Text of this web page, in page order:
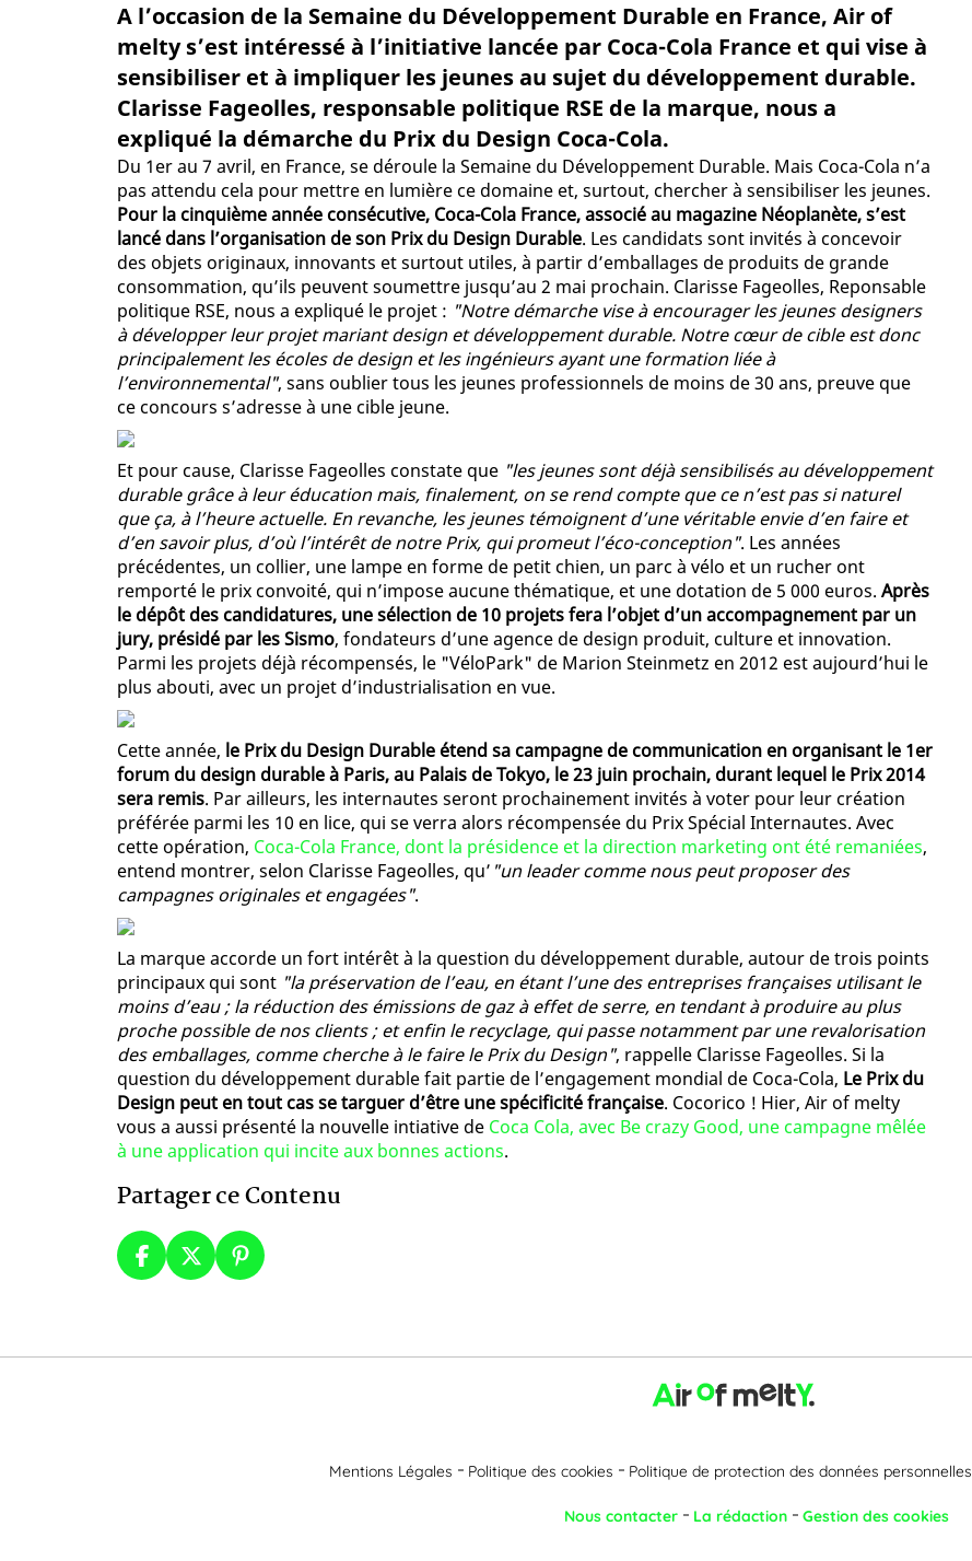
A l’occasion de la Semaine du Développement Durable en France, Air of
melty s’est intéressé à l’initiative lancée par Coca-Cola France et qui vise à
sensibiliser et à impliquer les jeunes au sujet du développement durable.
Clarisse Fageolles, responsable politique RSE de la marque, nous a
expliqué la démarche du Prix du Design Coca-Cola.
Du 1er au 7 avril, en France, se déroule la Semaine du Développement Durable. Mais Coca-Cola n’a
pas attendu cela pour mettre en lumière ce domaine et, surtout, chercher à sensibiliser les jeunes.
Pour la cinquième année consécutive, Coca-Cola France, associé au magazine Néoplanète, s’est
lancé dans l’organisation de son Prix du Design Durable. Les candidats sont invités à concevoir
des objets originaux, innovants et surtout utiles, à partir d’emballages de produits de grande
consommation, qu’ils peuvent soumettre jusqu’au 2 mai prochain. Clarisse Fageolles, Reponsable
politique RSE, nous a expliqué le projet : "Notre démarche vise à encourager les jeunes designers
à développer leur projet mariant design et développement durable. Notre cœur de cible est donc
principalement les écoles de design et les ingénieurs ayant une formation liée à
l’environnemental", sans oublier tous les jeunes professionnels de moins de 30 ans, preuve que
ce concours s’adresse à une cible jeune.
Et pour cause, Clarisse Fageolles constate que "les jeunes sont déjà sensibilisés au développement
durable grâce à leur éducation mais, finalement, on se rend compte que ce n’est pas si naturel
que ça, à l’heure actuelle. En revanche, les jeunes témoignent d’une véritable envie d’en faire et
d’en savoir plus, d’où l’intérêt de notre Prix, qui promeut l’éco-conception". Les années
précédentes, un collier, une lampe en forme de petit chien, un parc à vélo et un rucher ont
remporté le prix convoité, qui n’impose aucune thématique, et une dotation de 5 000 euros. Après
le dépôt des candidatures, une sélection de 10 projets fera l’objet d’un accompagnement par un
jury, présidé par les Sismo, fondateurs d’une agence de design produit, culture et innovation.
Parmi les projets déjà récompensés, le "VéloPark" de Marion Steinmetz en 2012 est aujourd’hui le
plus abouti, avec un projet d’industrialisation en vue.
Cette année, le Prix du Design Durable étend sa campagne de communication en organisant le 1er
forum du design durable à Paris, au Palais de Tokyo, le 23 juin prochain, durant lequel le Prix 2014
sera remis. Par ailleurs, les internautes seront prochainement invités à voter pour leur création
préférée parmi les 10 en lice, qui se verra alors récompensée du Prix Spécial Internautes. Avec
cette opération, Coca-Cola France, dont la présidence et la direction marketing ont été remaniées,
entend montrer, selon Clarisse Fageolles, qu’ "un leader comme nous peut proposer des
campagnes originales et engagées".
La marque accorde un fort intérêt à la question du développement durable, autour de trois points
principaux qui sont "la préservation de l’eau, en étant l’une des entreprises françaises utilisant le
moins d’eau ; la réduction des émissions de gaz à effet de serre, en tendant à produire au plus
proche possible de nos clients ; et enfin le recyclage, qui passe notamment par une revalorisation
des emballages, comme cherche à le faire le Prix du Design", rappelle Clarisse Fageolles. Si la
question du développement durable fait partie de l’engagement mondial de Coca-Cola, Le Prix du
Design peut en tout cas se targuer d’être une spécificité française. Cocorico ! Hier, Air of melty
vous a aussi présenté la nouvelle intiative de Coca Cola, avec Be crazy Good, une campagne mêlée
à une application qui incite aux bonnes actions.
Partager ce Contenu
Mentions Légales Politique des cookies Politique de protection des données personnelles
Nous contacter La rédaction Gestion des cookies